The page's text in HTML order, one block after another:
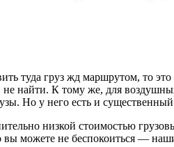
туда груз жд маршрутом, то
найти. К тому же, для
Но у него есть и существенный
низкой стоимостью
можете не беспокоиться —